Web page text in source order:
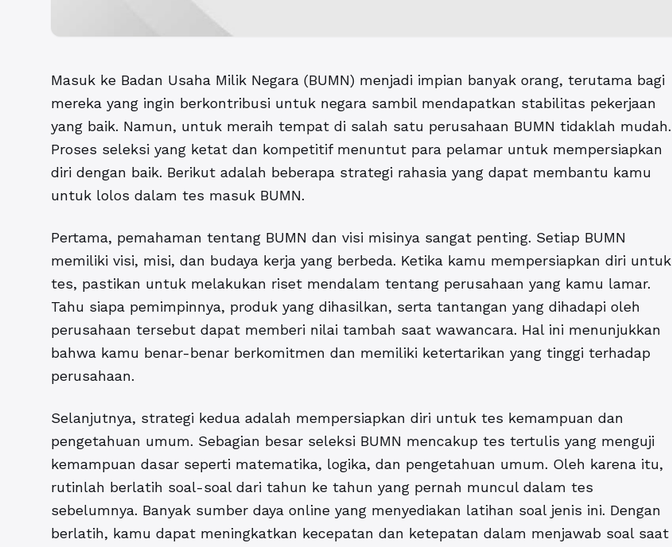
Masuk ke Badan Usaha Milik Negara (BUMN) menjadi impian banyak orang, terutama bagi
mereka yang ingin berkontribusi untuk negara sambil mendapatkan stabilitas pekerjaan
yang baik. Namun, untuk meraih tempat di salah satu perusahaan BUMN tidaklah mudah.
Proses seleksi yang ketat dan kompetitif menuntut para pelamar untuk mempersiapkan
diri dengan baik. Berikut adalah beberapa strategi rahasia yang dapat membantu kamu
untuk lolos dalam tes masuk BUMN.
Pertama, pemahaman tentang BUMN dan visi misinya sangat penting. Setiap BUMN
memiliki visi, misi, dan budaya kerja yang berbeda. Ketika kamu mempersiapkan diri untuk
tes, pastikan untuk melakukan riset mendalam tentang perusahaan yang kamu lamar.
Tahu siapa pemimpinnya, produk yang dihasilkan, serta tantangan yang dihadapi oleh
perusahaan tersebut dapat memberi nilai tambah saat wawancara. Hal ini menunjukkan
bahwa kamu benar-benar berkomitmen dan memiliki ketertarikan yang tinggi terhadap
perusahaan.
Selanjutnya, strategi kedua adalah mempersiapkan diri untuk tes kemampuan dan
pengetahuan umum. Sebagian besar seleksi BUMN mencakup tes tertulis yang menguji
kemampuan dasar seperti matematika, logika, dan pengetahuan umum. Oleh karena itu,
rutinlah berlatih soal-soal dari tahun ke tahun yang pernah muncul dalam tes
sebelumnya. Banyak sumber daya online yang menyediakan latihan soal jenis ini. Dengan
berlatih, kamu dapat meningkatkan kecepatan dan ketepatan dalam menjawab soal saat